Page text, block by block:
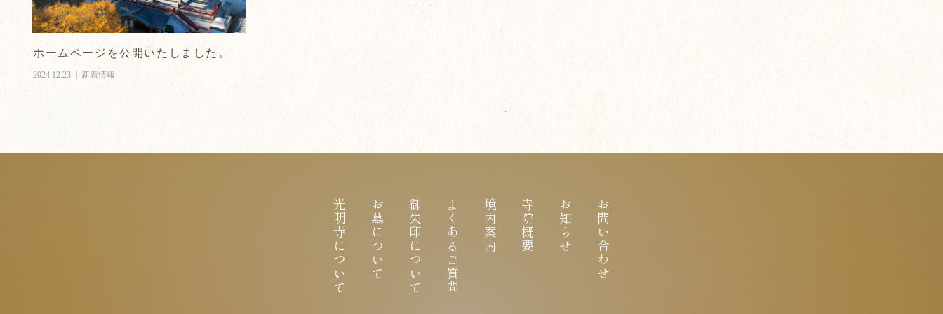
ホームページを公開いたしました。
2024.12.23 新着情報
光明寺について お墓について 御朱印について よくあるご質問 境内案内 寺院概要 お知らせ お問い合わせ